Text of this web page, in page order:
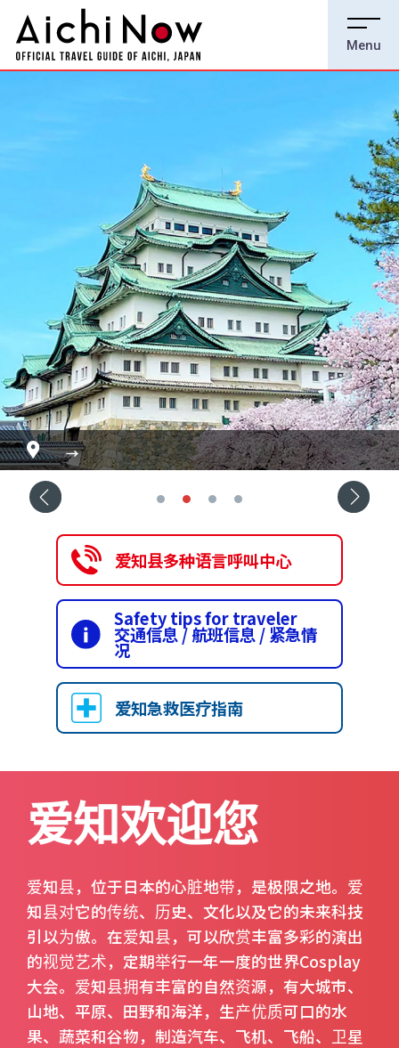
香岚溪 →
国宝犬山城 →
→
→
爱知县多种语言呼叫中心
Safety tips for traveler
交通信息 / 航班信息 / 紧急情
况
爱知急救医疗指南
爱知欢迎您
爱知县，位于日本的心脏地带，是极限之地。爱
知县对它的传统、历史、文化以及它的未来科技
引以为傲。在爱知县，可以欣赏丰富多彩的演出
的视觉艺术，定期举行一年一度的世界Cosplay
大会。爱知县拥有丰富的自然资源，有大城市、
山地、平原、田野和海洋，生产优质可口的水
果、蔬菜和谷物，制造汽车、飞机、飞船、卫星